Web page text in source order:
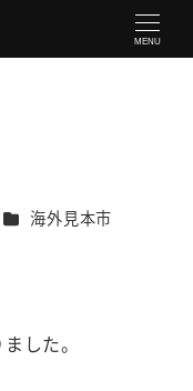
MENU
カテゴリー
海外見本市
した。